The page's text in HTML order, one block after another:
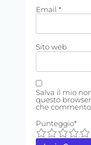
Email *
Sito web
Salva il mio
questo
che
Punteggio*
4
3
2
1